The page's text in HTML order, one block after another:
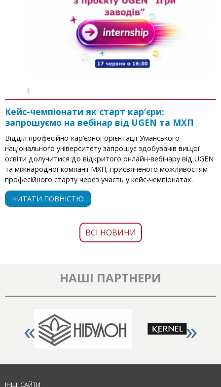
Кейс-чемпіонати як старт кар’єри:
запрошуємо на вебінар від UGEN та МХП
Відділ професійно-кар’єрної орієнтації Уманського
національного університету запрошує здобувачів вищої
освіти долучитися до відкритого онлайн-вебінару від UGEN
та міжнародної компанії МХП, присвяченого можливостям
професійного старту через участь у кейс-чемпіонатах.
ЧИТАТИ ПОВНІСТЮ
ВСІ НОВИНИ
НАШІ ПАРТНЕРИ
« »
ІНШІ САЙТИ